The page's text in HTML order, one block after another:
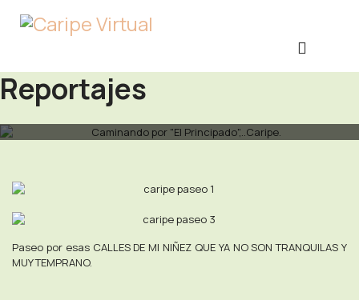
Reportajes
Paseo por esas CALLES DE MI NIÑEZ QUE YA NO SON TRANQUILAS Y
MUY TEMPRANO.